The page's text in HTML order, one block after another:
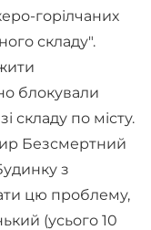
горілчаних
складу".
блокували
складу по місту.
Безсмертний
з
цю проблему,
(усього 10